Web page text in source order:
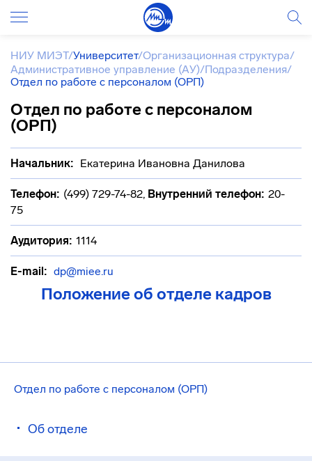
Отдел по работе с персоналом (ОРП)
Об отделе
НИУ МИЭТ/Университет/Организационная структура/
Административное управление (АУ)/Подразделения/
Отдел по работе с персоналом (ОРП)
Отдел по работе с персоналом
(ОРП)
Начальник: Екатерина Ивановна Данилова
Телефон: (499) 729-74-82, Внутренний телефон: 20-
75
Аудитория: 1114
E-mail: dp@miee.ru
Положение об отделе кадров